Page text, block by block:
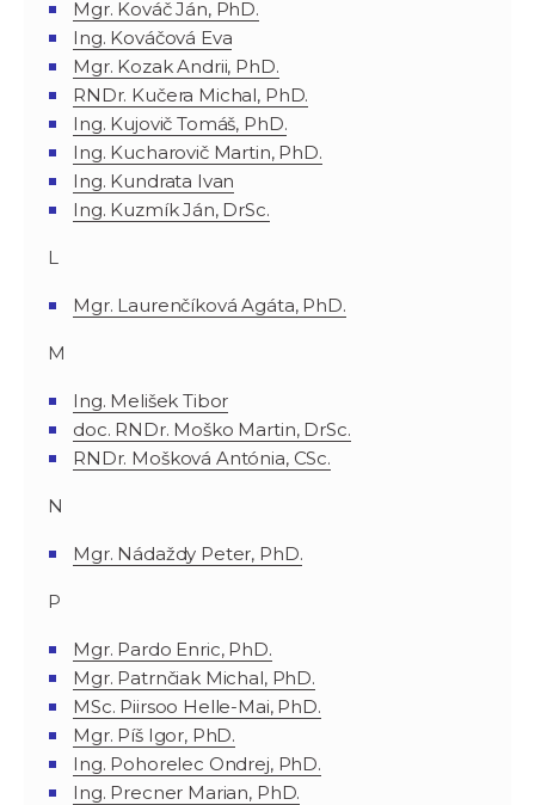
Mgr. Kováč Ján, PhD.
Ing. Kováčová Eva
Mgr. Kozak Andrii, PhD.
RNDr. Kučera Michal, PhD.
Ing. Kujovič Tomáš, PhD.
Ing. Kucharovič Martin, PhD.
Ing. Kundrata Ivan
Ing. Kuzmík Ján, DrSc.
L
Mgr. Laurenčíková Agáta, PhD.
M
Ing. Melišek Tibor
doc. RNDr. Moško Martin, DrSc.
RNDr. Mošková Antónia, CSc.
N
Mgr. Nádaždy Peter, PhD.
P
Mgr. Pardo Enric, PhD.
Mgr. Patrnčiak Michal, PhD.
MSc. Piirsoo Helle-Mai, PhD.
Mgr. Píš Igor, PhD.
Ing. Pohorelec Ondrej, PhD.
Ing. Precner Marian, PhD.